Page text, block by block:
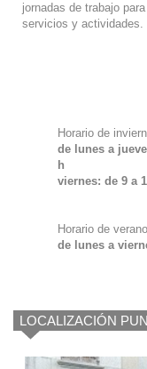
jornadas de trabajo
servicios y actividades.
Horario de
de lunes a
h
viernes: de 9 a
Horario de
de lunes a
LOCALIZACIÓN